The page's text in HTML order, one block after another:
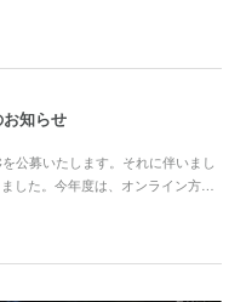
知らせ
公募いたします。それに伴いまし
した。今年度は、オンライン方…